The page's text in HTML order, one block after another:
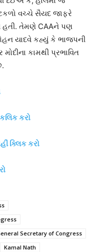
વચ્ચે સૈયદ જાફરે
હતી. તેમણે CAAને પણ
યાદવે કહ્યું કે ભાજપની
કામથી પ્રભાવિત
કરો
ક્લિક કરો
Secretary of Congress
Kamal Nath